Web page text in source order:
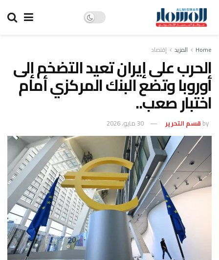
Home المزيد إقتصاد
الحرب على إيران تعيد التضخم إلى
أوروبا وتضع البنك المركزي أمام
اختبار صعب..
by قسم التحرير 30 مايو، 2026